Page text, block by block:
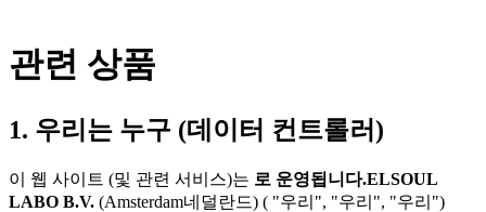
관련 상품
1. 우리는 누구 (데이터 컨트롤러)
이 웹 사이트 (및 관련 서비스)는 로 운영됩니다.ELSOUL
LABO B.V. (Amsterdam네덜란드) ( "우리", "우리", "우리")